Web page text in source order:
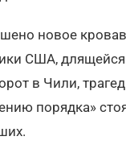
новое
США,
в Чили,
порядка»